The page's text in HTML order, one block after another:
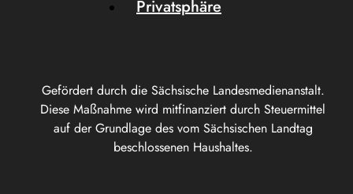
Gefördert durch die Sächsische Landesmedienanstalt.
Diese Maßnahme wird mitfinanziert durch Steuermittel
auf der Grundlage des vom Sächsischen Landtag
beschlossenen Haushaltes.
Privatsphäre